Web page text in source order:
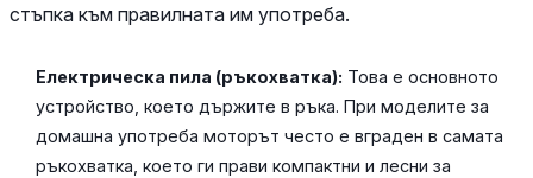
стъпка към правилната им употреба.
Електрическа пила (ръкохватка): Това е основното
устройство, което държите в ръка. При моделите за
домашна употреба моторът често е вграден в самата
ръкохватка, което ги прави компактни и лесни за